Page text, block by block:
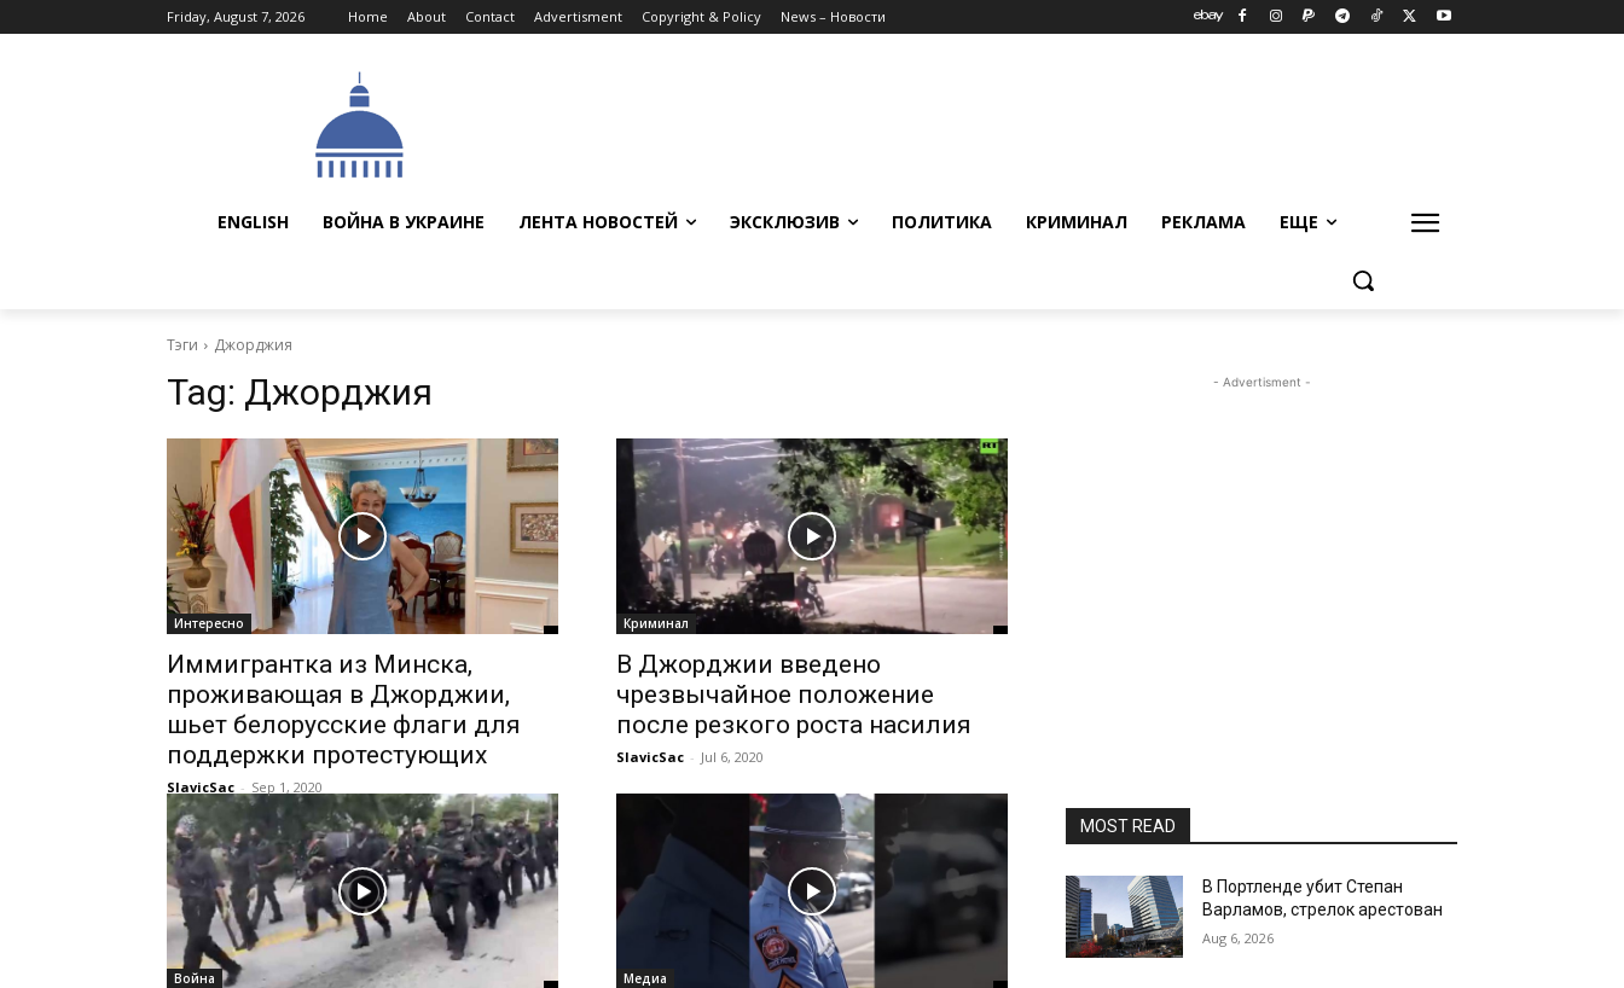
Friday, August 7, 2026 Home About Contact Advertisment Copyright & Policy News – Новости
ENGLISH ВОЙНА В УКРАИНЕ ЛЕНТА НОВОСТЕЙ ЭКСКЛЮЗИВ ПОЛИТИКА КРИМИНАЛ РЕКЛАМА ЕЩЕ
Тэги Джорджия
Tag: Джорджия
Интересно
Иммигрантка из Минска,
проживающая в Джорджии,
шьет белорусские флаги для
поддержки протестующих
SlavicSac - Sep 1, 2020
Криминал
В Джорджии введено
чрезвычайное положение
после резкого роста насилия
SlavicSac - Jul 6, 2020
Война Медиа
- Advertisment -
MOST READ
В Портленде убит Степан
Варламов, стрелок арестован
Aug 6, 2026